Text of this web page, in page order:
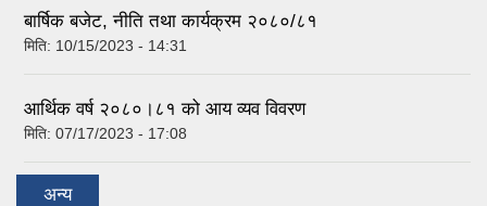
बार्षिक बजेट, नीति तथा कार्यक्रम २०८०/८१
मिति: 10/15/2023 - 14:31
आर्थिक वर्ष २०८०।८१ को आय व्यव विवरण
मिति: 07/17/2023 - 17:08
अन्य